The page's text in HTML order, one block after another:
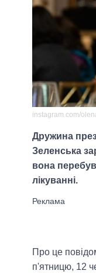
instagram.com/
Дружина
Зеленська
вона
лікуванні.
Про це
п'ятницю, 12